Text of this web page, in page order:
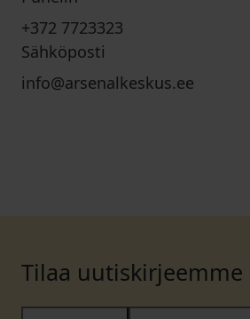
+372 7723323
Sähköposti
info@arsenalkeskus.ee
Tilaa uutiskirjeemme